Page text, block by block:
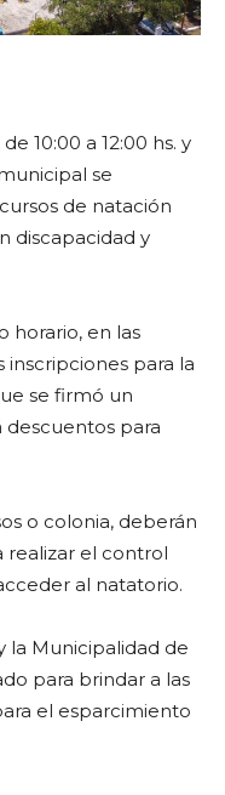
10:00 a 12:00 hs. y
se
de natación
discapacidad y
horario, en las
inscripciones para la
se firmó un
descuentos para
o colonia, deberán
realizar el control
al natatorio.
la Municipalidad de
para brindar a las
el esparcimiento